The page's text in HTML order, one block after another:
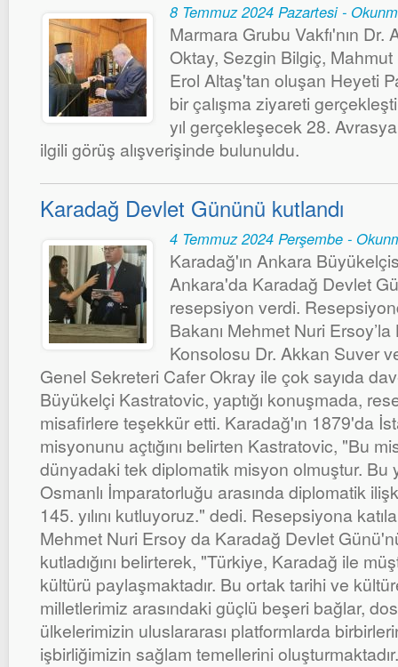
8 Temmuz 2024 Pazartesi -
Marmara Grubu Vakfı'nın
Oktay, Sezgin Bilgiç, Mahmut
Erol Altaş'tan oluşan Heyeti
bir çalışma ziyareti
yıl gerçekleşecek 28.
ilgili görüş alışverişinde bulunuldu.
Karadağ Devlet Gününü kutlandı
4 Temmuz 2024 Perşembe -
Karadağ'ın Ankara
Ankara'da Karadağ Devlet
resepsiyon verdi.
Bakanı Mehmet Nuri
Konsolosu Dr. Akkan Suver
Genel Sekreteri Cafer Okray ile çok sayıda
Büyükelçi Kastratovic, yaptığı konuşmada,
misafirlere teşekkür etti. Karadağ'ın 1879'da
misyonunu açtığını belirten Kastratovic, "Bu
dünyadaki tek diplomatik misyon olmuştur. Bu
Osmanlı İmparatorluğu arasında diplomatik
145. yılını kutluyoruz." dedi. Resepsiyona
Mehmet Nuri Ersoy da Karadağ Devlet
kutladığını belirterek, "Türkiye, Karadağ ile
kültürü paylaşmaktadır. Bu ortak tarihi ve
milletlerimiz arasındaki güçlü beşeri bağlar,
ülkelerimizin uluslararası platformlarda
işbirliğimizin sağlam temellerini